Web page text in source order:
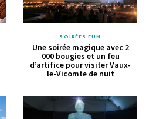
SOIRÉES FUN
Une soirée magique avec 2
000 bougies et un feu
d’artifice pour visiter Vaux-
le-Vicomte de nuit